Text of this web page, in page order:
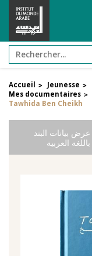
Accueil > Jeunesse >
Mes documentaires >
Tawhida Ben Cheikh
عرض بيانات البند
باللغة العربية